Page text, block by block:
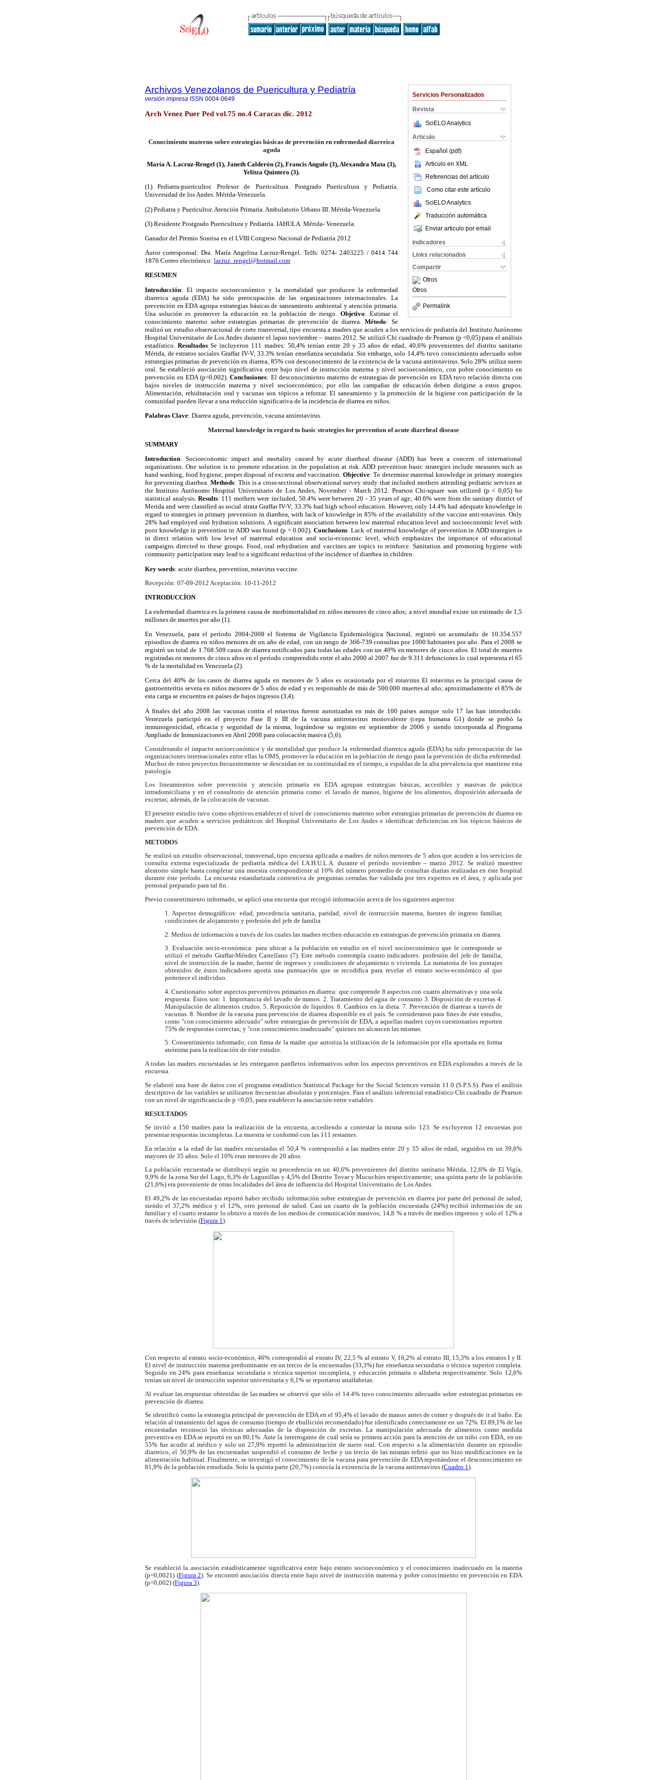
Servicios Personalizados
Revista
SciELO Analytics
Articulo
Español (pdf)
Articulo en XML
Referencias del artículo
Como citar este artículo
SciELO Analytics
Traducción automática
Enviar articulo por email
Indicadores
Links relacionados
Compartir
Otros
Otros
Permalink
Archivos Venezolanos de Puericultura y Pediatría
versión impresa ISSN 0004-0649
Arch Venez Puer Ped vol.75 no.4 Caracas dic. 2012
Conocimiento materno sobre estrategias básicas de prevención en enfermedad diarreica
aguda
María A. Lacruz-Rengel (1), Janeth Calderón (2), Francis Angulo (3), Alexandra Mata (3),
Yelitza Quintero (3).
(1) Pediatra-puericultor. Profesor de Puericultura. Postgrado Puericultura y Pediatría.
Universidad de los Andes. Mérida-Venezuela.
(2) Pediatra y Puericultor. Atención Primaria. Ambulatorio Urbano III. Mérida-Venezuela
(3) Residente Postgrado Puericultura y Pediatría. IAHULA. Mérida- Venezuela.
Ganador del Premio Sonrisa en el LVIII Congreso Nacional de Pediatría 2012
Autor corresponsal: Dra. María Angelina Lacruz-Rengel. Telfs: 0274- 2403225 / 0414 744
1876 Correo electrónico: lacruz_rengel@hotmail.com
RESUMEN
Introducción: El impacto socioeconómico y la mortalidad que producen la enfermedad
diarreica aguda (EDA) ha sido preocupación de las organizaciones internacionales. La
prevención en EDA agrupa estrategias básicas de saneamiento ambiental y atención primaria.
Una solución es promover la educación en la población de riesgo. Objetivo: Estimar el
conocimiento materno sobre estrategias primarias de prevención de diarrea.Método: Se
realizó un estudio observacional de corte transversal, tipo encuesta a madres que acuden a los servicios de pediatría del Instituto Autónomo
Hospital Universitario de Los Andes durante el lapso noviembre – marzo 2012. Se utilizó Chi cuadrado de Pearson (p <0,05) para el análisis
estadístico.Resultados Se incluyeron 111 madres: 50,4% tenían entre 20 y 35 años de edad, 40,6% provenientes del distrito sanitario
Mérida, de estratos sociales Graffar IV-V; 33.3% tenían enseñanza secundaria. Sin embargo, solo 14,4% tuvo conocimiento adecuado sobre
estrategias primarias de prevención en diarrea, 85% con desconocimiento de la existencia de la vacuna antirotavirus. Solo 28% utiliza suero
oral. Se estableció asociación significativa entre bajo nivel de instrucción materna y nivel socioeconómico, con pobre conocimiento en
prevención en EDA (p=0,002).Conclusiones: El desconocimiento materno de estrategias de prevención en EDA tuvo relación directa con
bajos niveles de instrucción materna y nivel socioeconómico; por ello las campañas de educación deben dirigirse a estos grupos.
Alimentación, rehidratación oral y vacunas son tópicos a reforzar. El saneamiento y la promoción de la higiene con participación de la
comunidad pueden llevar a una reducción significativa de la incidencia de diarrea en niños.
Palabras Clave: Diarrea aguda, prevención, vacuna antirotavirus.
Maternal knowledge in regard to basic strategies for prevention of acute diarrheal disease
SUMMARY
Introduction: Socioeconomic impact and mortality caused by acute diarrheal disease (ADD) has been a concern of international
organizations. One solution is to promote education in the population at risk. ADD prevention basic strategies include measures such as
hand washing, food hygiene, proper disposal of excreta and vaccination. Objective: To determine maternal knowledge in primary strategies
for preventing diarrhea.Methods: This is a cross-sectional observational survey study that included mothers attending pediatric services at
the Instituto Autónomo Hospital Universitario de Los Andes, November - March 2012. Pearson Chi-square was utilized (p < 0,05) for
statistical analysis. Results: 111 mothers were included, 50.4% were between 20 - 35 years of age; 40.6% were from the sanitary district of
Merida and were classified as social strata Graffar IV-V; 33.3% had high school education. However, only 14.4% had adequate knowledge in
regard to strategies in primary prevention in diarrhea, with lack of knowledge in 85% of the availability of the vaccine anti-rotavirus. Only
28% had employed oral hydration solutions. A significant association between low maternal education level and socioeconomic level with
poor knowledge in prevention in ADD was found (p = 0.002). Conclusions: Lack of maternal knowledge of prevention in ADD strategies is
in direct relation with low level of maternal education and socio-economic level, which emphasizes the importance of educational
campaigns directed to these groups. Food, oral rehydration and vaccines are topics to reinforce. Sanitation and promoting hygiene with
community participation may lead to a significant reduction of the incidence of diarrhea in children.
Key words: acute diarrhea, prevention, rotavirus vaccine.
Recepción: 07-09-2012 Aceptación: 10-11-2012
INTRODUCCÍON
La enfermedad diarreica es la primera causa de morbimortalidad en niños menores de cinco años; a nivel mundial existe un estimado de 1,5
millones de muertes por año (1).
En Venezuela, para el período 2004-2008 el Sistema de Vigilancia Epidemiológica Nacional, registró un acumulado de 10.354.557
episodios de diarrea en niños menores de un año de edad, con un rango de 366-739 consultas por 1000 habitantes por año. Para el 2008 se
registró un total de 1.768.509 casos de diarrea notificados para todas las edades con un 40% en menores de cinco años. El total de muertes
registradas en menores de cinco años en el período comprendido entre el año 2000 al 2007 fue de 9.311 defunciones lo cual representa el 65
% de la mortalidad en Venezuela (2).
Cerca del 40% de los casos de diarrea aguda en menores de 5 años es ocasionada por el rotavirus El rotavirus es la principal causa de
gastroenteritis severa en niños menores de 5 años de edad y es responsable de más de 500.000 muertes al año; aproximadamente el 85% de
esta carga se encuentra en países de bajos ingresos (3,4).
A finales del año 2008 las vacunas contra el rotavirus fueron autorizadas en más de 100 países aunque solo 17 las han introducido.
Venezuela participó en el proyecto Fase II y III de la vacuna antirotavirus monovalente (cepa humana G1) donde se probó la
inmunogenicidad, eficacia y seguridad de la misma, lográndose su registro en septiembre de 2006 y siendo incorporada al Programa
Ampliado de Inmunizaciones en Abril 2008 para colocación masiva (5,6).
Considerando el impacto socioeconómico y de mortalidad que produce la enfermedad diarreica aguda (EDA) ha sido preocupación de las
organizaciones internacionales entre ellas la OMS, promover la educación en la población de riesgo para la prevención de dicha enfermedad.
Muchos de estos proyectos frecuentemente se descuidan en su continuidad en el tiempo, a espaldas de la alta prevalencia que mantiene esta
patología.
Los lineamientos sobre prevención y atención primaria en EDA agrupan estrategias básicas, accesibles y masivas de práctica
intradomiciliaria y en el consultorio de atención primaria como: el lavado de manos, higiene de los alimentos, disposición adecuada de
excretas; además, de la colocación de vacunas.
El presente estudio tuvo como objetivos establecer el nivel de conocimiento materno sobre estrategias primarias de prevención de diarrea en
madres que acuden a servicios pediátricos del Hospital Universitario de Los Andes e identificar deficiencias en los tópicos básicos de
prevención de EDA.
METODOS
Se realizó un estudio observacional, transversal, tipo encuesta aplicada a madres de niños menores de 5 años que acuden a los servicios de
consulta externa especializada de pediatría médica del I.A.H.U.L.A. durante el período noviembre – marzo 2012. Se realizó muestreo
aleatorio simple hasta completar una muestra correspondiente al 10% del número promedio de consultas diarias realizadas en éste hospital
durante éste período. La encuesta estandarizada contentiva de preguntas cerradas fue validada por tres expertos en el área, y aplicada por
personal preparado para tal fin.
Previo consentimiento informado, se aplicó una encuesta que recogió información acerca de los siguientes aspectos:
1. Aspectos demográficos: edad, procedencia sanitaria, paridad, nivel de instrucción materna, fuentes de ingreso familiar,
condiciones de alojamiento y profesión del jefe de familia
2. Medios de información a través de los cuales las madres reciben educación en estrategias de prevención primaria en diarrea.
3. Evaluación socio-económica: para ubicar a la población en estudio en el nivel socioeconómico que le corresponde se
utilizó el método Graffar-Méndez Castellano (7). Este método contempla cuatro indicadores: profesión del jefe de familia,
nivel de instrucción de la madre, fuente de ingresos y condiciones de alojamiento o vivienda. La sumatoria de los puntajes
obtenidos de éstos indicadores aporta una puntuación que se recodifica para revelar el estrato socio-económico al que
pertenece el individuo.
4. Cuestionario sobre aspectos preventivos primarios en diarrea: que comprende 8 aspectos con cuatro alternativas y una sola
respuesta. Éstos son: 1. Importancia del lavado de manos. 2. Tratamiento del agua de consumo 3. Disposición de excretas 4.
Manipulación de alimentos crudos. 5. Reposición de líquidos. 6. Cambios en la dieta. 7. Prevención de diarreas a través de
vacunas. 8. Nombre de la vacuna para prevención de diarrea disponible en el país. Se consideraron para fines de éste estudio,
como "con conocimiento adecuado" sobre estrategias de prevención de EDA, a aquellas madres cuyos cuestionarios reporten
75% de respuestas correctas; y "con conocimiento inadecuado" quienes no alcancen las mismas.
5. Consentimiento informado, con firma de la madre que autoriza la utilización de la información por ella aportada en forma
anónima para la realización de éste estudio.
A todas las madres encuestadas se les entregaron panfletos informativos sobre los aspectos preventivos en EDA explorados a través de la
encuesta.
Se elaboró una base de datos con el programa estadístico Statistical Package for the Social Sciences versión 11.0 (S.P.S.S). Para el análisis
descriptivo de las variables se utilizaron frecuencias absolutas y porcentajes. Para el análisis inferencial estadístico Chi cuadrado de Pearson
con un nivel de significancia de p <0,05, para establecer la asociación entre variables.
RESULTADOS
Se invitó a 150 madres para la realización de la encuesta, accediendo a contestar la misma solo 123. Se excluyeron 12 encuestas por
presentar respuestas incompletas. La muestra se conformó con las 111 restantes.
En relación a la edad de las madres encuestadas el 50,4 % correspondió a las madres entre 20 y 35 años de edad, seguidos en un 39,6%
mayores de 35 años. Solo el 10% eran menores de 20 años.
La población encuestada se distribuyó según su procedencia en un 40,6% provenientes del distrito sanitario Mérida, 12,6% de El Vigía,
9,9% de la zona Sur del Lago, 6,3% de Lagunillas y 4,5% del Distrito Tovar y Mucuchíes respectivamente; una quinta parte de la población
(21,6%) era proveniente de otras localidades del área de influencia del Hospital Universitario de Los Andes.
El 49,2% de las encuestadas reportó haber recibido información sobre estrategias de prevención en diarrea por parte del personal de salud,
siendo el 37,2% médico y el 12%, otro personal de salud. Casi un cuarto de la población encuestada (24%) recibió información de un
familiar y el cuarto restante lo obtuvo a través de los medios de comunicación masivos; 14,8 % a través de medios impresos y solo el 12% a
través de televisión (Figura 1).
Con respecto al estrato socio-económico, 46% correspondió al estrato IV, 22,5 % al estrato V, 16,2% al estrato III, 15,3% a los estratos I y II.
El nivel de instrucción materna predominante en un tercio de la encuestadas (33,3%) fue enseñanza secundaria o técnica superior completa.
Seguido en 24% para enseñanza secundaria o técnica superior incompleta, y educación primaria o alfabeta respectivamente. Solo 12,6%
tenían un nivel de instrucción superior universitaria y 6,1% se reportaron analfabetas.
Al evaluar las respuestas obtenidas de las madres se observó que sólo el 14.4% tuvo conocimiento adecuado sobre estrategias primarias en
prevención de diarrea.
Se identificó como la estrategia principal de prevención de EDA en el 95,4% el lavado de manos antes de comer y después de ir al baño. En
relación al tratamiento del agua de consumo (tiempo de ebullición recomendado) fue identificado correctamente en un 72%. El 89,1% de las
encuestadas reconoció las técnicas adecuadas de la disposición de excretas. La manipulación adecuada de alimentos como medida
preventiva en EDA se reportó en un 80,1%. Ante la interrogante de cuál sería su primera acción para la atención de un niño con EDA, en un
55% fue acudir al médico y solo un 27,9% reportó la administración de suero oral. Con respecto a la alimentación durante un episodio
diarreico, el 50,9% de las encuestadas suspendió el consumo de leche y un tercio de las mismas refirió que no hizo modificaciones en la
alimentación habitual. Finalmente, se investigó el conocimiento de la vacuna para prevención de EDA reportándose el desconocimiento en
81,9% de la población estudiada. Solo la quinta parte (20,7%) conocía la existencia de la vacuna antirotavirus (Cuadro 1).
Se estableció la asociación estadísticamente significativa entre bajo estrato socioeconómico y el conocimiento inadecuado en la materia
(p=0,0021) (Figura 2). Se encontró asociación directa entre bajo nivel de instrucción materna y pobre conocimiento en prevención en EDA
(p=0,002) (Figura 3).